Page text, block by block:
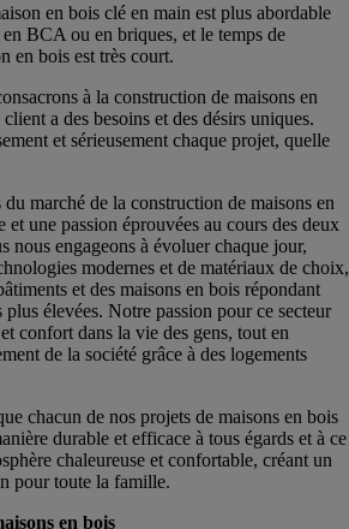
en bois clé en main est plus abordable
BCA ou en briques, et le temps de
en bois est très court.
à la construction de maisons en
a des besoins et des désirs uniques.
et sérieusement chaque projet, quelle
marché de la construction de maisons en
et une passion éprouvées au cours des deux
nous engageons à évoluer chaque jour,
modernes et de matériaux de choix,
et des maisons en bois répondant
élevées. Notre passion pour ce secteur
confort dans la vie des gens, tout en
de la société grâce à des logements
chacun de nos projets de maisons en bois
durable et efficace à tous égards et à ce
chaleureuse et confortable, créant un
pour toute la famille.
en bois